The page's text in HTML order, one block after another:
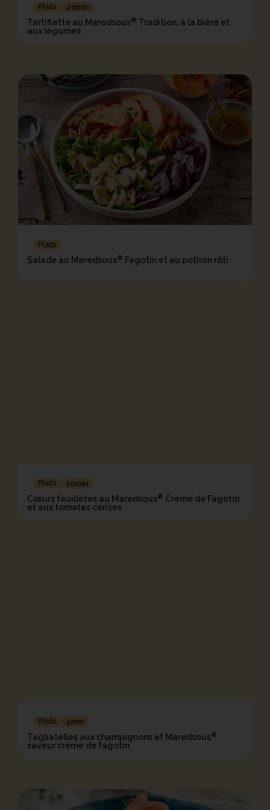
Plats 20min
Tartiflette au Maredsous® Tradition, à la bière et
aux légumes
Plats
Salade au Maredsous® Fagotin et au potiron rôti
Plats 10min
Cœurs feuilletés au Maredsous® Crème de Fagotin
et aux tomates cerises
Plats 5min
Tagliatelles aux champignons et Maredsous®
saveur crème de fagotin